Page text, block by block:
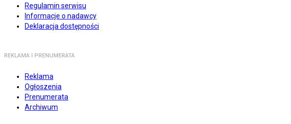
Regulamin serwisu
Informacje o nadawcy
Deklaracja dostępności
REKLAMA I PRENUMERATA
Reklama
Ogłoszenia
Prenumerata
Archiwum